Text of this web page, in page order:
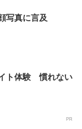
写真に言及
ト体験 慣れない
PR